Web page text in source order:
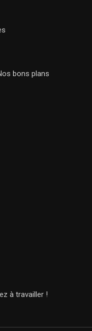
bons plans
à travailler !